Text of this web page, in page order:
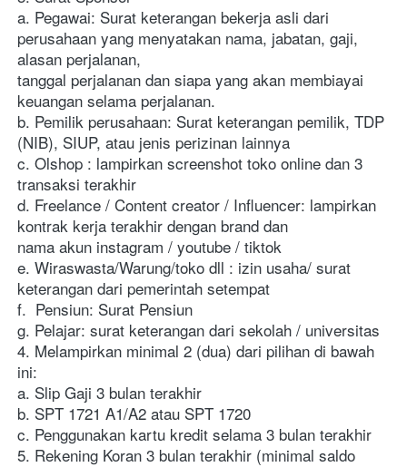
a. Pegawai: Surat keterangan bekerja asli dari
perusahaan yang menyatakan nama, jabatan, gaji,
alasan perjalanan,
tanggal perjalanan dan siapa yang akan membiayai
keuangan selama perjalanan.
b. Pemilik perusahaan: Surat keterangan pemilik, TDP
(NIB), SIUP, atau jenis perizinan lainnya
c. Olshop : lampirkan screenshot toko online dan 3
transaksi terakhir
d. Freelance / Content creator / Influencer: lampirkan
kontrak kerja terakhir dengan brand dan
nama akun instagram / youtube / tiktok
e. Wiraswasta/Warung/toko dll : izin usaha/ surat
keterangan dari pemerintah setempat
f.  Pensiun: Surat Pensiun
g. Pelajar: surat keterangan dari sekolah / universitas
4. Melampirkan minimal 2 (dua) dari pilihan di bawah
ini:
a. Slip Gaji 3 bulan terakhir
b. SPT 1721 A1/A2 atau SPT 1720
c. Penggunakan kartu kredit selama 3 bulan terakhir
5. Rekening Koran 3 bulan terakhir (minimal saldo